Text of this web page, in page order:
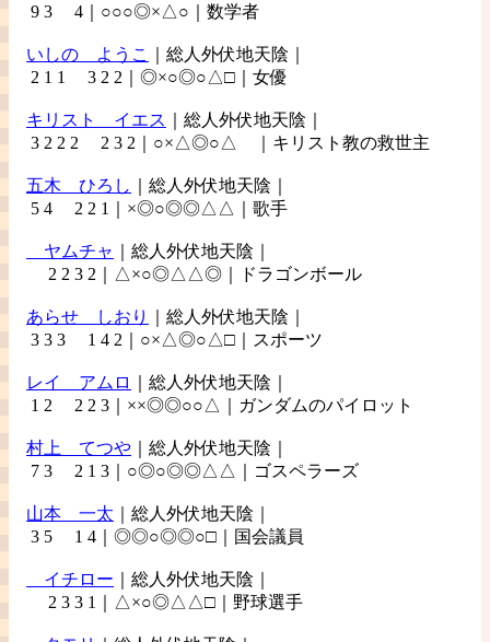
9 3 4｜○○○◎×△○｜数学者
いしの ようこ
｜総人外伏地天陰｜
2 1 1 3 2 2｜◎×○◎○△□｜女優
キリスト イエス
｜総人外伏地天陰｜
3 2 2 2 2 3 2｜○×△◎○△ ｜キリスト教の救世主
五木 ひろし
｜総人外伏地天陰｜
5 4 2 2 1｜×◎○◎◎△△｜歌手
ヤムチャ
｜総人外伏地天陰｜
2 2 3 2｜△×○◎△△◎｜ドラゴンボール
あらせ しおり
｜総人外伏地天陰｜
3 3 3 1 4 2｜○×△◎○△□｜スポーツ
レイ アムロ
｜総人外伏地天陰｜
1 2 2 2 3｜××◎◎○○△｜ガンダムのパイロット
村上 てつや ｜総人外伏地天陰｜
7 3 2 1 3｜○◎○◎◎△△｜ゴスペラーズ
山本 一太 ｜総人外伏地天陰｜
3 5 1 4｜◎◎○◎◎○□｜国会議員
イチロー ｜総人外伏地天陰｜
2 3 3 1｜△×○◎△△□｜野球選手